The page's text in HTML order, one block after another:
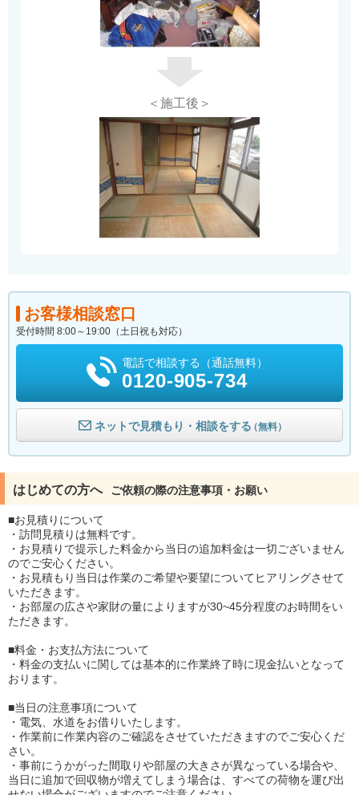
＜施工後＞
お客様相談窓口
受付時間 8:00～19:00（土日祝も対応）
電話で相談する（通話無料）
0120-905-734
ネットで見積もり・相談をする（無料）
はじめての方へ ご依頼の際の注意事項・お願い
■お見積りについて
・訪問見積りは無料です。
・お見積りで提示した料金から当日の追加料金は一切ございません
のでご安心ください。
・お見積もり当日は作業のご希望や要望についてヒアリングさせて
いただきます。
・お部屋の広さや家財の量によりますが30~45分程度のお時間をい
ただきます。
■料金・お支払方法について
・料金の支払いに関しては基本的に作業終了時に現金払いとなって
おります。
■当日の注意事項について
・電気、水道をお借りいたします。
・作業前に作業内容のご確認をさせていただきますのでご安心くだ
さい。
・事前にうかがった間取りや部屋の大きさが異なっている場合や、
当日に追加で回収物が増えてしまう場合は、すべての荷物を運び出